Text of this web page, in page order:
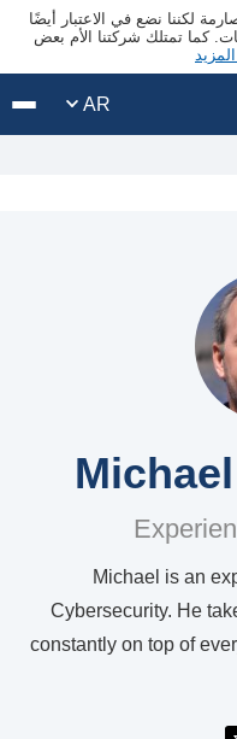
لكننا نضع في الاعتبار أيضًا
كما تمتلك شركتنا الأم بعض
AR
Michael is an
Cybersecurity. He
constantly on top of